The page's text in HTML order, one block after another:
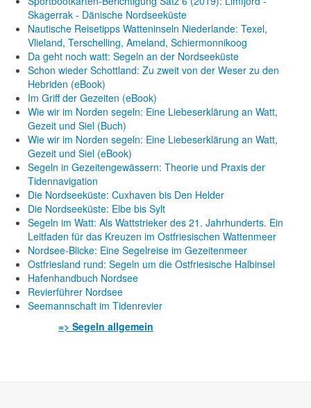
Skagerrak - Dänische Nordseeküste
Nautische Reisetipps Watteninseln Niederlande: Texel,
Vlieland, Terschelling, Ameland, Schiermonnikoog
Da geht noch watt: Segeln an der Nordseeküste
Schon wieder Schottland: Zu zweit von der Weser zu den
Hebriden (eBook)
Im Griff der Gezeiten (eBook)
Wie wir im Norden segeln: Eine Liebeserklärung an Watt,
Gezeit und Siel (Buch)
Wie wir im Norden segeln: Eine Liebeserklärung an Watt,
Gezeit und Siel (eBook)
Segeln in Gezeitengewässern: Theorie und Praxis der
Tidennavigation
Die Nordseeküste: Cuxhaven bis Den Helder
Die Nordseeküste: Elbe bis Sylt
Segeln im Watt: Als Wattstrieker des 21. Jahrhunderts. Ein
Leitfaden für das Kreuzen im Ostfriesischen Wattenmeer
Nordsee-Blicke: Eine Segelreise im Gezeitenmeer
Ostfriesland rund: Segeln um die Ostfriesische Halbinsel
Hafenhandbuch Nordsee
Revierführer Nordsee
Seemannschaft im Tidenrevier
=> Segeln allgemein